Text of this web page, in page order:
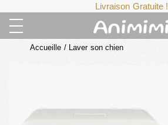
Livraison Gratuite !
Accueille / Laver son chien